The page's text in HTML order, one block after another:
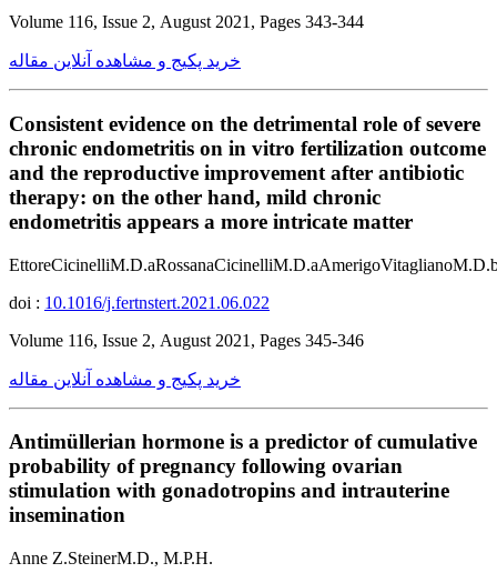
Volume 116, Issue 2, August 2021, Pages 343-344
خرید پکیج و مشاهده آنلاین مقاله
Consistent evidence on the detrimental role of severe
chronic endometritis on in vitro fertilization outcome
and the reproductive improvement after antibiotic
therapy: on the other hand, mild chronic
endometritis appears a more intricate matter
doi : 10.1016/j.fertnstert.2021.06.022
Volume 116, Issue 2, August 2021, Pages 345-346
خرید پکیج و مشاهده آنلاین مقاله
Antimüllerian hormone is a predictor of cumulative
probability of pregnancy following ovarian
stimulation with gonadotropins and intrauterine
insemination
Anne Z.SteinerM.D., M.P.H.